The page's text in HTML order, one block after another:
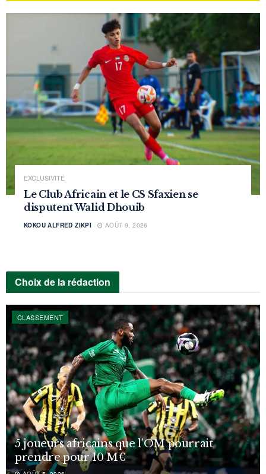
EXCLUSIVITÉ
Le Club Africain et le CS Sfaxien se
disputent Walid Dhouib
KOKOU ALFRED ZIKPI AOÛT 9, 2026
Choix de la rédaction
CLASSEMENT
5 joueurs africains que l’OM pourrait
prendre pour 10 M€